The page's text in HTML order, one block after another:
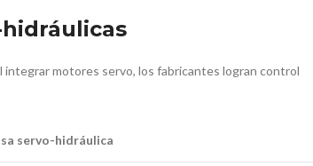
motores servo, los fabricantes logran control
servo-hidráulica